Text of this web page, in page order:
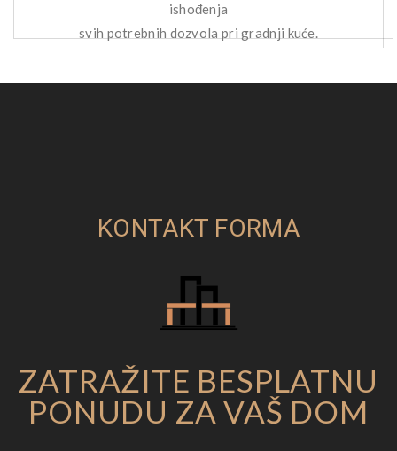
ishođenja
svih potrebnih dozvola pri gradnji kuće.
KONTAKT FORMA
ZATRAŽITE BESPLATNU
PONUDU ZA VAŠ DOM